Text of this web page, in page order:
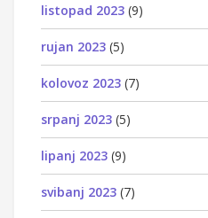
listopad 2023 (9)
rujan 2023 (5)
kolovoz 2023 (7)
srpanj 2023 (5)
lipanj 2023 (9)
svibanj 2023 (7)